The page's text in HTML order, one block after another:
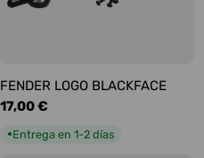
FENDER LOGO BLACKFACE
Precio
17,00 €
●Entrega en 1-2 días